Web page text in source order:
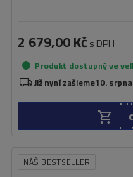
2 679,00 Kč s DPH
Produkt dostupný ve
Již nyní zašleme10. srpna
NÁŠ BESTSELLER